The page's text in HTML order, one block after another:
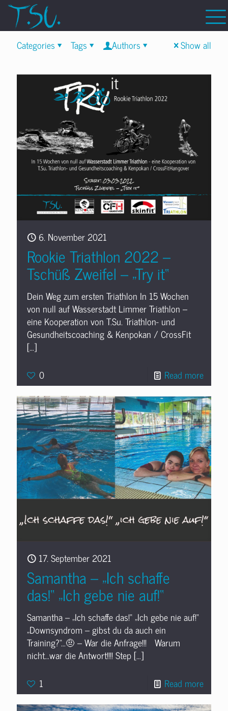
Categories Tags Authors Show all
6. November 2021
Rookie Triathlon 2022 –
Tschüß Zweifel – „Try it“
Dein Weg zum ersten Triathlon In 15 Wochen
von null auf Wasserstadt Limmer Triathlon –
eine Kooperation von T.Su. Triathlon- und
Gesundheitscoaching & Kenpokan / CrossFit
[…]
0
Read more
17. September 2021
Samantha – „Ich schaffe
das!“ „Ich gebe nie auf!“
Samantha – „Ich schaffe das!“ „Ich gebe nie auf!“
„Downsyndrom – gibst du da auch ein
Training?“…🤨 – War die Anfrage!!! Warum
nicht…war die Antwort!!!! Step[…]
1
Read more